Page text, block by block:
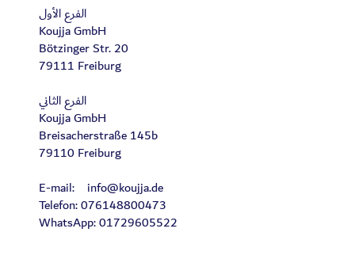
الفرع الأول
Koujja GmbH
Bötzinger Str. 20
79111 Freiburg
الفرع الثاني
Koujja GmbH
Breisacherstraße 145b
79110 Freiburg
E-mail: info@koujja.de
Telefon: 076148800473
WhatsApp: 01729605522